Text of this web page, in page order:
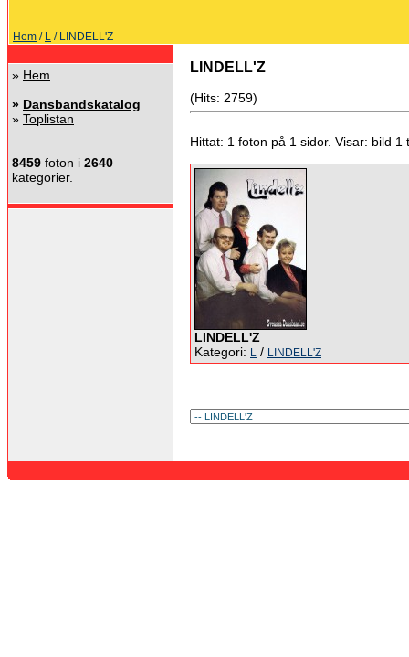
Hem / L / LINDELL'Z
» Hem
» Dansbandskatalog
» Toplistan
8459 foton i 2640
kategorier.
LINDELL'Z
(Hits: 2759)
Hittat: 1 foton på 1 sidor. Visar: bild 1
LINDELL'Z
Kategori: L / LINDELL'Z